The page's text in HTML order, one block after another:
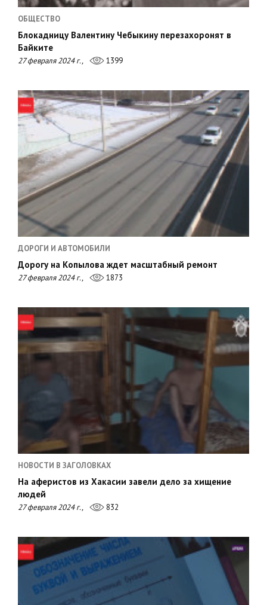
ОБЩЕСТВО
Блокадницу Валентину Чебыкину перезахоронят в
Байките
27 февраля 2024 г., 1399
ДОРОГИ И АВТОМОБИЛИ
Дорогу на Копылова ждет масштабный ремонт
27 февраля 2024 г., 1873
НОВОСТИ В ЗАГОЛОВКАХ
На аферистов из Хакасии завели дело за хищение
людей
27 февраля 2024 г., 832